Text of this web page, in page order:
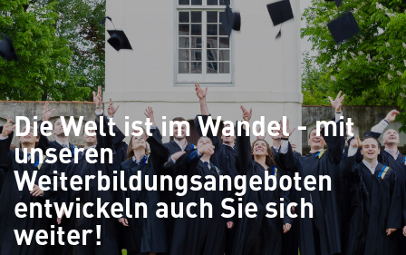
Die Welt ist im Wandel - mit
unseren
Weiterbildungsangeboten
entwickeln auch Sie sich
weiter!